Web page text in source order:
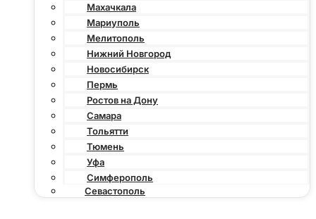
Махачкала
Мариуполь
Мелитополь
Нижний Новгород
Новосибирск
Пермь
Ростов на Дону
Самара
Тольятти
Тюмень
Уфа
Симферополь
Севастополь